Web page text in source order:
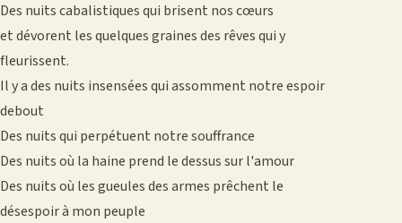
Des nuits cabalistiques qui brisent nos cœurs
et dévorent les quelques graines des rêves qui y
fleurissent.
Il y a des nuits insensées qui assomment notre espoir
debout
Des nuits qui perpétuent notre souffrance
Des nuits où la haine prend le dessus sur l'amour
Des nuits où les gueules des armes prêchent le
désespoir à mon peuple